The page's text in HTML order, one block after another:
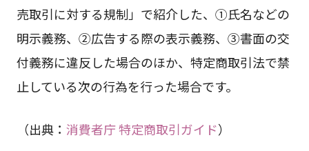
売取引に対する規制」で紹介した、①氏名などの
明示義務、②広告する際の表示義務、③書面の交
付義務に違反した場合のほか、特定商取引法で禁
止している次の行為を行った場合です。
（出典： 消費者庁 特定商取引ガイド）